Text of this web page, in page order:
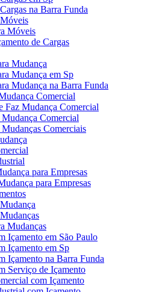
na Barra Funda
Móveis
de Cargas
Mudança
Mudança em Sp
Mudança na Barra Funda
Comercial
Faz Mudança Comercial
Mudança Comercial
Mudanças Comerciais
para Empresas
para Empresas
Mudanças
Içamento em São Paulo
Içamento em Sp
Içamento na Barra Funda
Serviço de Içamento
com Içamento